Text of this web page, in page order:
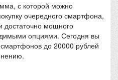
с которой можно
очередного смартфона,
достаточно мощного
опциями. Сегодня вы
до 20000 рублей